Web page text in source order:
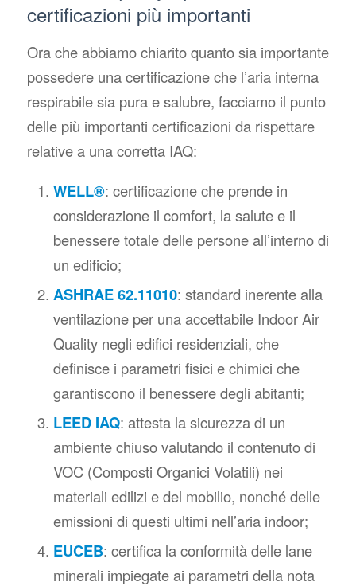
certificazioni più importanti
Ora che abbiamo chiarito quanto sia importante
possedere una certificazione che l’aria interna
respirabile sia pura e salubre, facciamo il punto
delle più importanti certificazioni da rispettare
relative a una corretta IAQ:
WELL®: certificazione che prende in
considerazione il comfort, la salute e il
benessere totale delle persone all’interno di
un edificio;
ASHRAE 62.11010: standard inerente alla
ventilazione per una accettabile Indoor Air
Quality negli edifici residenziali, che
definisce i parametri fisici e chimici che
garantiscono il benessere degli abitanti;
LEED IAQ: attesta la sicurezza di un
ambiente chiuso valutando il contenuto di
VOC (Composti Organici Volatili) nei
materiali edilizi e del mobilio, nonché delle
emissioni di questi ultimi nell’aria indoor;
EUCEB: certifica la conformità delle lane
minerali impiegate ai parametri della nota